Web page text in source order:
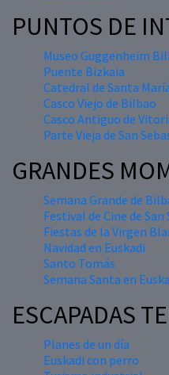
PUNTOS DE
Museo Guggenheim
Puente Bizkaia
Catedral de Santa
Casco Viejo de Bilbao
Casco Antiguo de
Parte Vieja de San
GRANDES
Semana Grande de
Festival de Cine de
Fiestas de la Virgen
Navidad en Euskadi
Santo Tomás
Semana Santa en
ESCAPADAS
Planes de un día
Euskadi con perro